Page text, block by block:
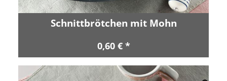
Schnittbrötchen mit Mohn
0,60 € *